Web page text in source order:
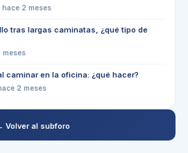
hace 2 meses
tras largas caminatas, ¿qué tipo de
meses
caminar en la oficina: ¿qué hacer?
2 meses
Volver al subforo